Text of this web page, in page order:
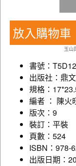
放入購物車
玉山
書號：T5D12
出版社：鼎
規格：
編者 ： 陳火
版次：9
裝訂：平裝
頁數：524
ISBN：978-
出版日期：